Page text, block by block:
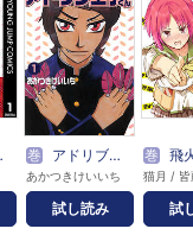
巻 アドリブ王子くん
あかつきけいいち
試し読み
巻 飛火夏
猫月 / 皆
試